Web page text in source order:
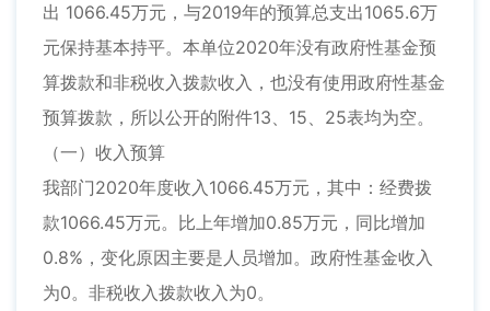
出 1066.45万元，与2019年的预算总支出1065.6万
元保持基本持平。本单位2020年没有政府性基金预
算拨款和非税收入拨款收入，也没有使用政府性基金
预算拨款，所以公开的附件13、15、25表均为空。
（一）收入预算
我部门2020年度收入1066.45万元，其中：经费拨
款1066.45万元。比上年增加0.85万元，同比增加
0.8%，变化原因主要是人员增加。政府性基金收入
为0。非税收入拨款收入为0。